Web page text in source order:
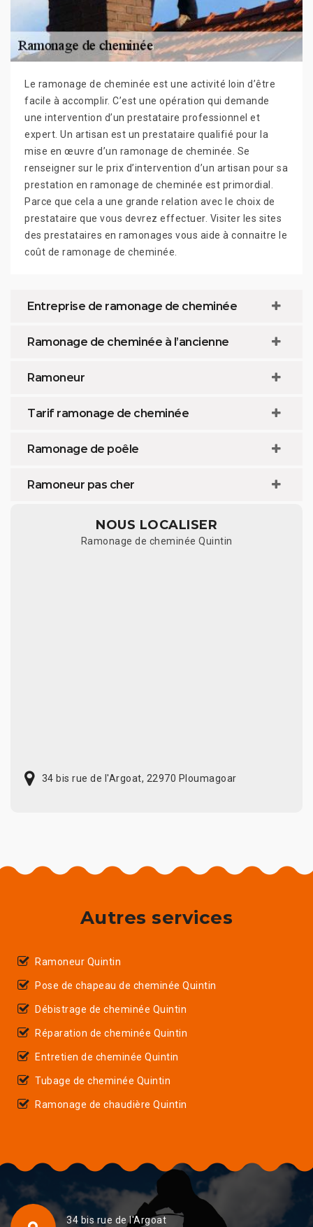
Le ramonage de cheminée est une activité loin d’être
facile à accomplir. C’est une opération qui demande
une intervention d’un prestataire professionnel et
expert. Un artisan est un prestataire qualifié pour la
mise en œuvre d’un ramonage de cheminée. Se
renseigner sur le prix d’intervention d’un artisan pour sa
prestation en ramonage de cheminée est primordial.
Parce que cela a une grande relation avec le choix de
prestataire que vous devrez effectuer. Visiter les sites
des prestataires en ramonages vous aide à connaitre le
coût de ramonage de cheminée.
Entreprise de ramonage de cheminée
Ramonage de cheminée à l’ancienne
Ramoneur
Tarif ramonage de cheminée
Ramonage de poêle
Ramoneur pas cher
NOUS LOCALISER
Ramonage de cheminée Quintin
34 bis rue de l'Argoat, 22970 Ploumagoar
Autres services
Ramoneur Quintin
Pose de chapeau de cheminée Quintin
Débistrage de cheminée Quintin
Réparation de cheminée Quintin
Entretien de cheminée Quintin
Tubage de cheminée Quintin
Ramonage de chaudière Quintin
34 bis rue de l'Argoat